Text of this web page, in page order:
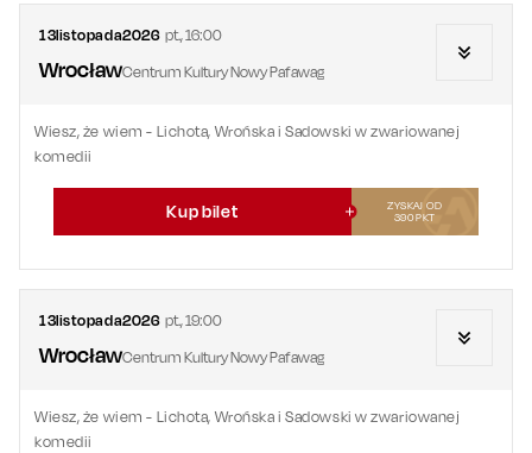
13listopada2026 pt.,16:00
WrocławCentrum Kultury Nowy Pafawag
Wiesz, że wiem - Lichota, Wrońska i Sadowski w zwariowanej
komedii
Kup bilet
ZYSKAJ OD
390PKT
13listopada2026 pt.,19:00
WrocławCentrum Kultury Nowy Pafawag
Wiesz, że wiem - Lichota, Wrońska i Sadowski w zwariowanej
komedii